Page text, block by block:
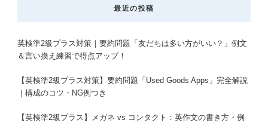
最近の投稿
英検準2級プラス対策｜要約問題「友だちは多い方がいい？」例文
＆言い換え練習で得点アップ！
【英検準2級プラス対策】要約問題「Used Goods Apps」完全解説
｜構成のコツ・NG例つき
【英検準2級プラス】メガネ vs コンタクト：英作文の書き方・例